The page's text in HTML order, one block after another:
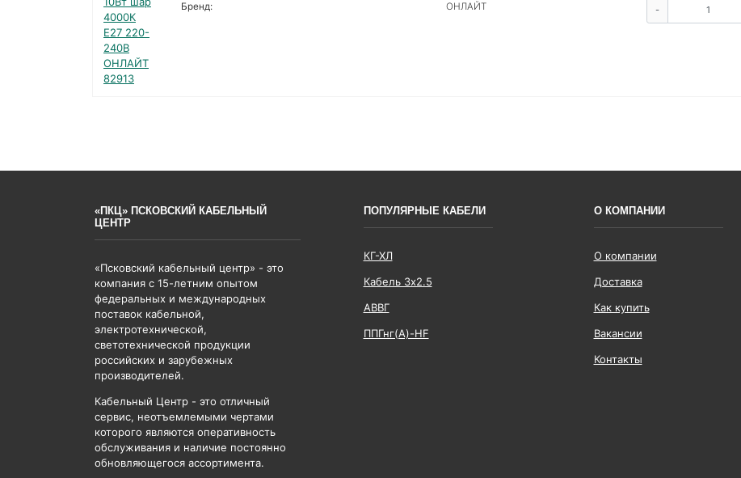
Бренд:
ОНЛАЙТ -
«ПКЦ» ПСКОВСКИЙ КАБЕЛЬНЫЙ
ЦЕНТР
«Псковский кабельный центр» - это
компания с 15-летним опытом
федеральных и международных
поставок кабельной,
электротехнической,
светотехнической продукции
российских и зарубежных
производителей.
Кабельный Центр - это отличный
сервис, неотъемлемыми чертами
которого являются оперативность
обслуживания и наличие постоянно
обновляющегося ассортимента.
ПОПУЛЯРНЫЕ КАБЕЛИ
КГ-ХЛ
Кабель 3x2.5
АВВГ
ППГнг(А)-HF
О КОМПАНИИ
О компании
Доставка
Как купить
Вакансии
Контакты